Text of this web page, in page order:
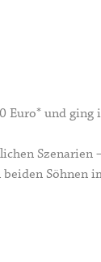
Euro* und ging
Szenarien
beiden Söhnen